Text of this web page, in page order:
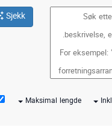
Sjekk
Maksimal lengde